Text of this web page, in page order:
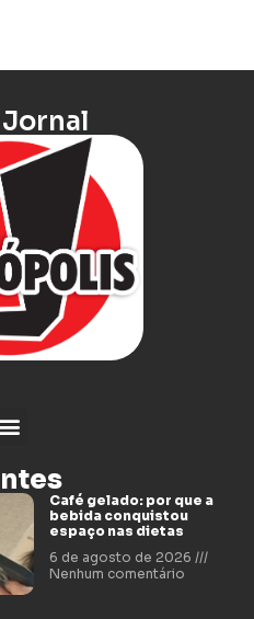
Jornal
Café gelado: por que a
bebida conquistou
espaço nas dietas
6 de agosto de 2026
Nenhum comentário